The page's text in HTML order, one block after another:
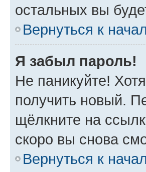
остальных вы
Вернуться к
Я забыл пароль!
Не паникуйте!
получить новый.
щёлкните на
скоро вы снова
Вернуться к